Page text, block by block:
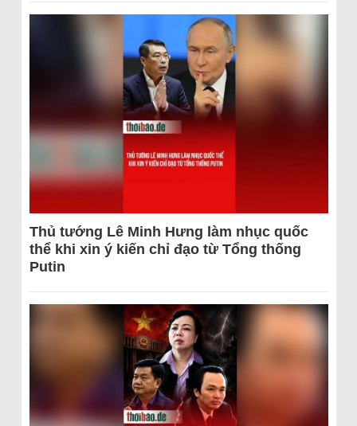
Thủ tướng Lê Minh Hưng làm nhục quốc
thể khi xin ý kiến chỉ đạo từ Tổng thống
Putin